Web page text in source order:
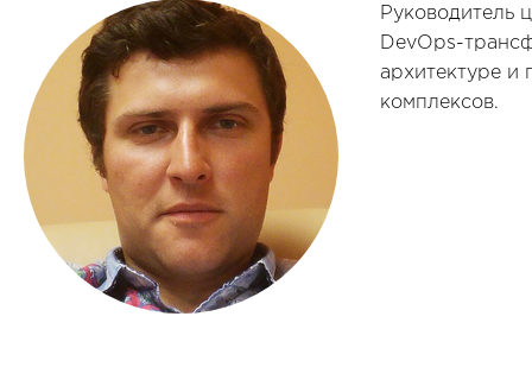
Руководитель
DevOps-
архитектуре и
комплексов.